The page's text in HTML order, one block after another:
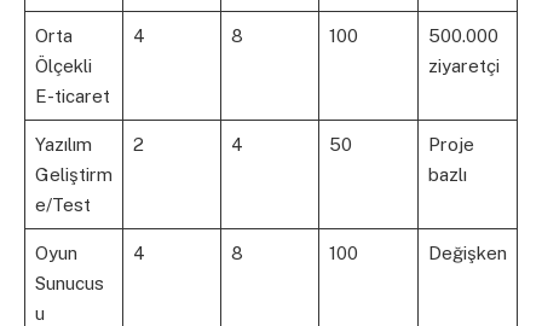
Orta
Ölçekli
E-ticaret
4 8 100
500.000
ziyaretçi
Yazılım
Geliştirm
e/Test
2 4 50
Proje
bazlı
Oyun
Sunucus
u
4 8 100 Değişken